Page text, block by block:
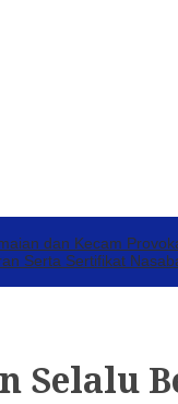
dan Kecam
Serta Sertifikat